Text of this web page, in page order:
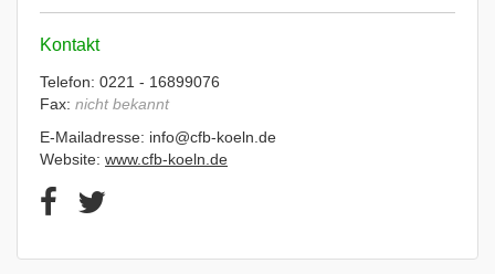
Kontakt
Telefon: 0221 - 16899076
Fax: nicht bekannt
E-Mailadresse: info@cfb-koeln.de
Website: www.cfb-koeln.de